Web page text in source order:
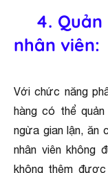
4.
nhân viên:
Với chức năng
hàng có thể
ngừa gian lận, ăn
nhân viên không
không thêm